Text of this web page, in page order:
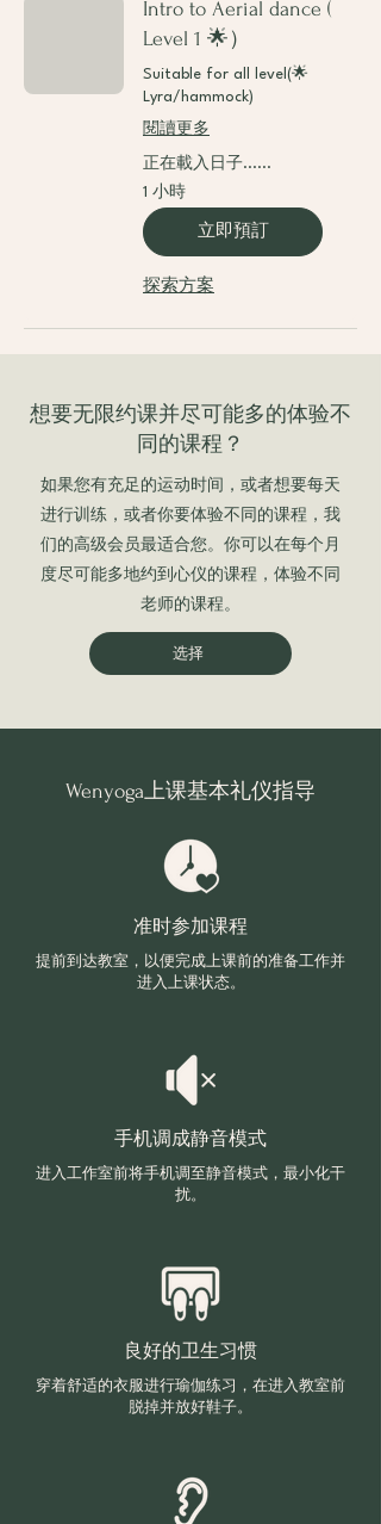
Intro to Aerial dance (
Level 1 🌟）
Suitable for all level(🌟
Lyra/hammock)
閱讀更多
正在載入日子......
1 小時
立即預訂
探索方案
​想要无限约课并尽可能多的体验不
同的课程？
如果您有充足的运动时间，或者想要每天
进行训练，或者你要体验不同的课程，我
们的高级会员最适合您。你可以在每个月
度尽可能多地约到心仪的课程，体验不同
老师的课程。
选择
Wenyoga上课基本礼仪指导
准时参加课程
提前到达教室，以便完成上课前的准备工作并
进入上课状态。
手机调成静音模式
进入工作室前将手机调至静音模式，最小化干
扰。
良好的卫生习惯
穿着舒适的衣服进行瑜伽练习，在进入教室前
脱掉并放好鞋子。